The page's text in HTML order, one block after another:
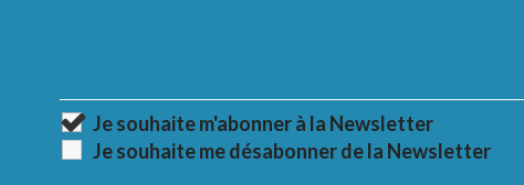
Je souhaite m'abonner à la Newsletter
Je souhaite me désabonner de la Newsletter